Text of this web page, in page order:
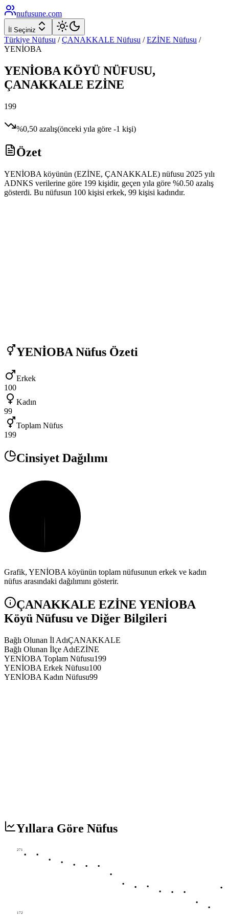
nufusune.com
İl Seçiniz
Türkiye Nüfusu / ÇANAKKALE Nüfusu / EZİNE Nüfusu /
YENİOBA
YENİOBA KÖYÜ NÜFUSU,
ÇANAKKALE EZİNE
199
%0,50 azalış(önceki yıla göre -1 kişi)
Özet
YENİOBA köyünün (EZİNE, ÇANAKKALE) nüfusu 2025 yılı
ADNKS verilerine göre 199 kişidir, geçen yıla göre %0.50 azalış
gösterdi. Bu nüfusun 100 kişisi erkek, 99 kişisi kadındır.
YENİOBA Nüfus Özeti
Erkek
100
Kadın
99
Toplam Nüfus
199
Cinsiyet Dağılımı
Grafik, YENİOBA köyünün toplam nüfusunun erkek ve kadın
nüfus arasındaki dağılımını gösterir.
ÇANAKKALE EZİNE YENİOBA
Köyü Nüfusu ve Diğer Bilgileri
Bağlı Olunan İl AdıÇANAKKALE
Bağlı Olunan İlçe AdıEZİNE
YENİOBA Toplam Nüfusu199
YENİOBA Erkek Nüfusu100
YENİOBA Kadın Nüfusu99
Yıllara Göre Nüfus
271
172